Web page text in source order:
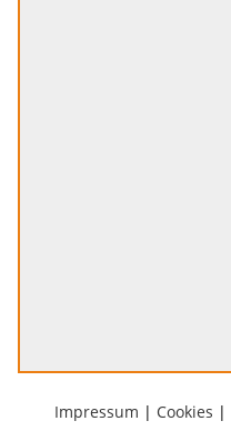
Impressum | Cookies |